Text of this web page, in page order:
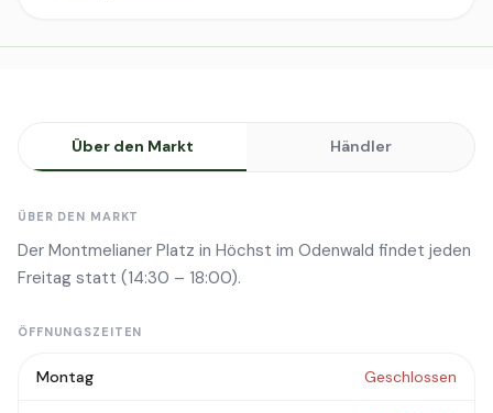
Über den Markt Händler
ÜBER DEN MARKT
Der Montmelianer Platz in Höchst im Odenwald findet jeden
Freitag statt (14:30 – 18:00).
ÖFFNUNGSZEITEN
Montag Geschlossen